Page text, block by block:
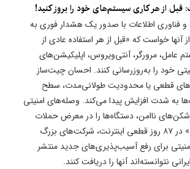
قبل از هر کاری سیستم‌های خود را بروز کنید!
و فناوری اطلاعات با صدور یک هشدار فوری به
آنها خواست که «قبل از هر استفاده عادی از
عامل، مرورگر، آنتی‌ویروس، اپلیکیشن‌های
خود را به‌روزرسانی کنند. احسان چیت‌ساز
قطعی یا محدودیت طولانی‌مدت، سطح
به شدت افزایش پیدا می‌کند. وصله‌های امنیتی
ناامن، دستگاه‌ها را در معرض حملات
سایبری قرار داده‌اند.» در ۸۷ روز قطعی اینترنت، شرکت‌های بزرگ
برای رفع آسیب‌پذیری‌های جدید منتشر
نتوانسته‌اند آنها را دریافت کنند.